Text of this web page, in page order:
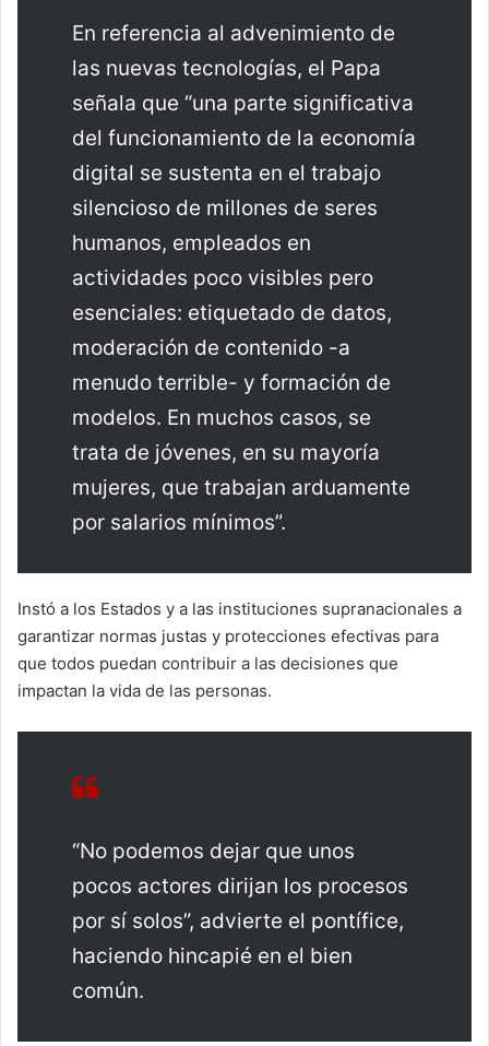
En referencia al advenimiento de
las nuevas tecnologías, el Papa
señala que “una parte significativa
del funcionamiento de la economía
digital se sustenta en el trabajo
silencioso de millones de seres
humanos, empleados en
actividades poco visibles pero
esenciales: etiquetado de datos,
moderación de contenido -a
menudo terrible- y formación de
modelos. En muchos casos, se
trata de jóvenes, en su mayoría
mujeres, que trabajan arduamente
por salarios mínimos”.
Instó a los Estados y a las instituciones supranacionales a
garantizar normas justas y protecciones efectivas para
que todos puedan contribuir a las decisiones que
impactan la vida de las personas.
“No podemos dejar que unos
pocos actores dirijan los procesos
por sí solos”, advierte el pontífice,
haciendo hincapié en el bien
común.